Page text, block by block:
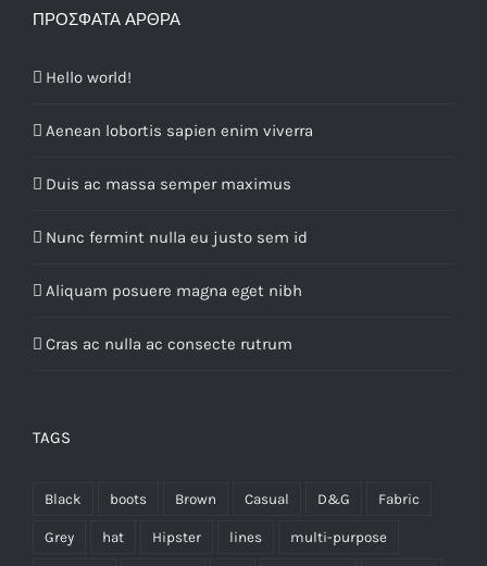
ΠΡΌΣΦΑΤΑ ΆΡΘΡΑ
Hello world!
Aenean lobortis sapien enim viverra
Duis ac massa semper maximus
Nunc fermint nulla eu justo sem id
Aliquam posuere magna eget nibh
Cras ac nulla ac consecte rutrum
TAGS
Black boots Brown Casual D&G Fabric
Grey hat Hipster lines multi-purpose